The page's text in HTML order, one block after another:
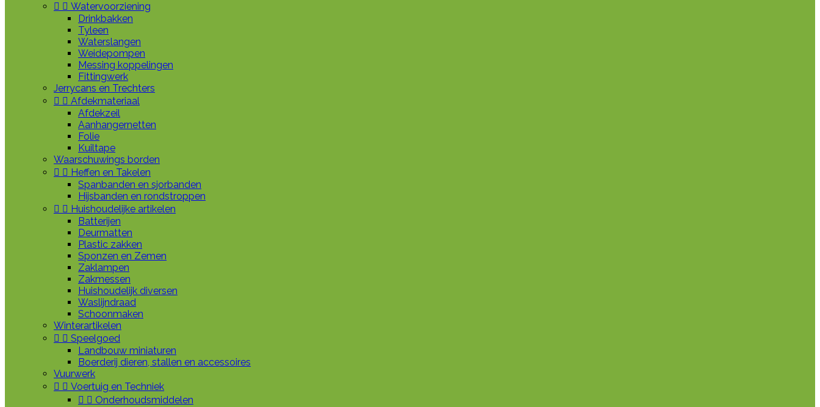
  Watervoorziening
Drinkbakken
Tyleen
Waterslangen
Weidepompen
Messing koppelingen
Fittingwerk
Jerrycans en Trechters
  Afdekmateriaal
Afdekzeil
Aanhangernetten
Folie
Kuiltape
Waarschuwings borden
  Heffen en Takelen
Spanbanden en sjorbanden
Hijsbanden en rondstroppen
  Huishoudelijke artikelen
Batterijen
Deurmatten
Plastic zakken
Sponzen en Zemen
Zaklampen
Zakmessen
Huishoudelijk diversen
Waslijndraad
Schoonmaken
Winterartikelen
  Speelgoed
Landbouw miniaturen
Boerderij dieren, stallen en accessoires
Vuurwerk
  Voertuig en Techniek
  Onderhoudsmiddelen